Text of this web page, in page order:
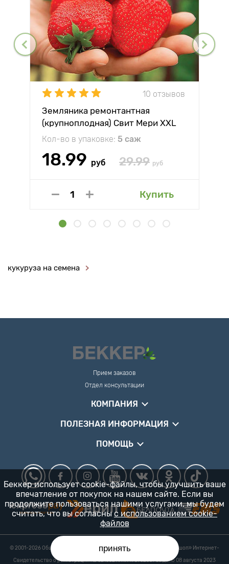
10 отзывов
Земляника ремонтантная
(крупноплодная) Свит Мери XXL
Кол-во в упаковке: 5 саж
18.99 руб 29.99 руб
Купить
кукуруза на семена
Прием заказов
Отдел консультации
КОМПАНИЯ
ПОЛЕЗНАЯ ИНФОРМАЦИЯ
ПОМОЩЬ
© 2001-2026 Общество с ограниченной ответственностью «Гарденшоп» Интернет-
магазин «БЕККЕР™» 24/7
Свидетельство о регистрации № 0218821 УНП 193702687 выдано 08 августа 2023
Беккер использует cookie-файлы, чтобы улучшить ваше
впечатление от покупок на нашем сайте. Если вы
продолжите пользоваться нашими услугами, мы будем
считать, что вы согласны с использованием cookie-
файлов
принять